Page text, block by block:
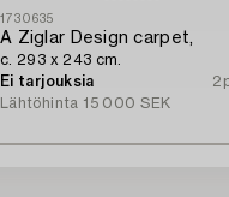
1730635
A Ziglar Design carpet,
c. 293 x 243 cm.
Ei tarjouksia
Lähtöhinta 15 000 SEK